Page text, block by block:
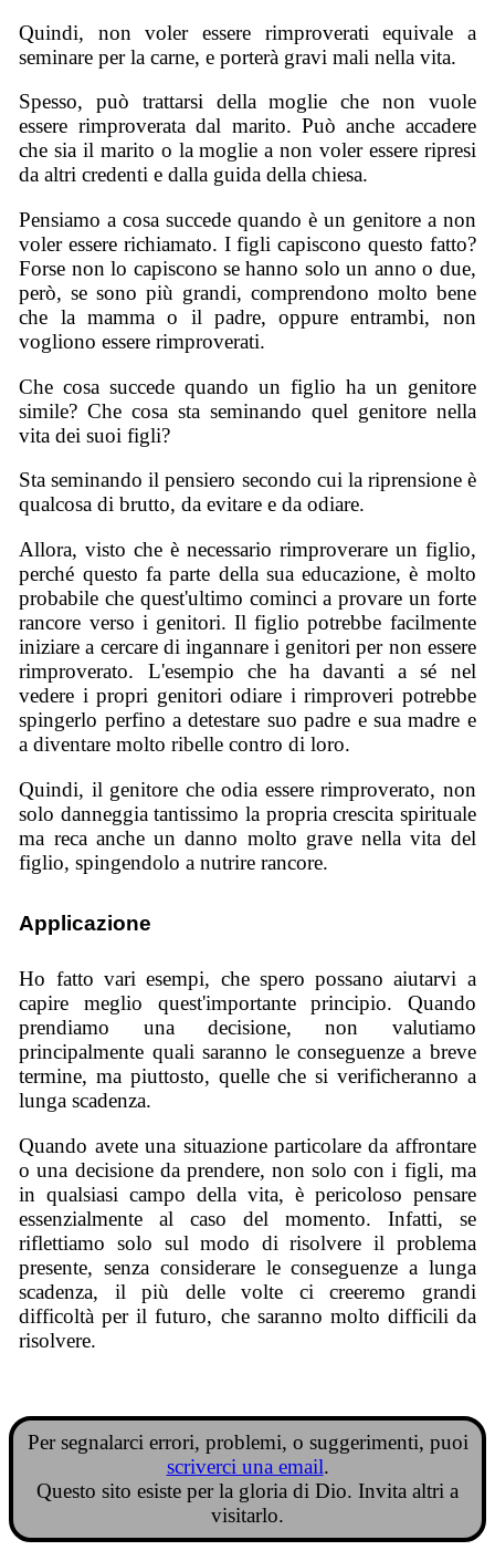
Quindi, non voler essere rimproverati equivale a
seminare per la carne, e porterà gravi mali nella vita.
Spesso, può trattarsi della moglie che non vuole
essere rimproverata dal marito. Può anche accadere
che sia il marito o la moglie a non voler essere ripresi
da altri credenti e dalla guida della chiesa.
Pensiamo a cosa succede quando è un genitore a non
voler essere richiamato. I figli capiscono questo fatto?
Forse non lo capiscono se hanno solo un anno o due,
però, se sono più grandi, comprendono molto bene
che la mamma o il padre, oppure entrambi, non
vogliono essere rimproverati.
Che cosa succede quando un figlio ha un genitore
simile? Che cosa sta seminando quel genitore nella
vita dei suoi figli?
Sta seminando il pensiero secondo cui la riprensione è
qualcosa di brutto, da evitare e da odiare.
Allora, visto che è necessario rimproverare un figlio,
perché questo fa parte della sua educazione, è molto
probabile che quest'ultimo cominci a provare un forte
rancore verso i genitori. Il figlio potrebbe facilmente
iniziare a cercare di ingannare i genitori per non essere
rimproverato. L'esempio che ha davanti a sé nel
vedere i propri genitori odiare i rimproveri potrebbe
spingerlo perfino a detestare suo padre e sua madre e
a diventare molto ribelle contro di loro.
Quindi, il genitore che odia essere rimproverato, non
solo danneggia tantissimo la propria crescita spirituale
ma reca anche un danno molto grave nella vita del
figlio, spingendolo a nutrire rancore.
Applicazione
Ho fatto vari esempi, che spero possano aiutarvi a
capire meglio quest'importante principio. Quando
prendiamo una decisione, non valutiamo
principalmente quali saranno le conseguenze a breve
termine, ma piuttosto, quelle che si verificheranno a
lunga scadenza.
Quando avete una situazione particolare da affrontare
o una decisione da prendere, non solo con i figli, ma
in qualsiasi campo della vita, è pericoloso pensare
essenzialmente al caso del momento. Infatti, se
riflettiamo solo sul modo di risolvere il problema
presente, senza considerare le conseguenze a lunga
scadenza, il più delle volte ci creeremo grandi
difficoltà per il futuro, che saranno molto difficili da
risolvere.
Per segnalarci errori, problemi, o suggerimenti, puoi
scriverci una email.
Questo sito esiste per la gloria di Dio. Invita altri a
visitarlo.